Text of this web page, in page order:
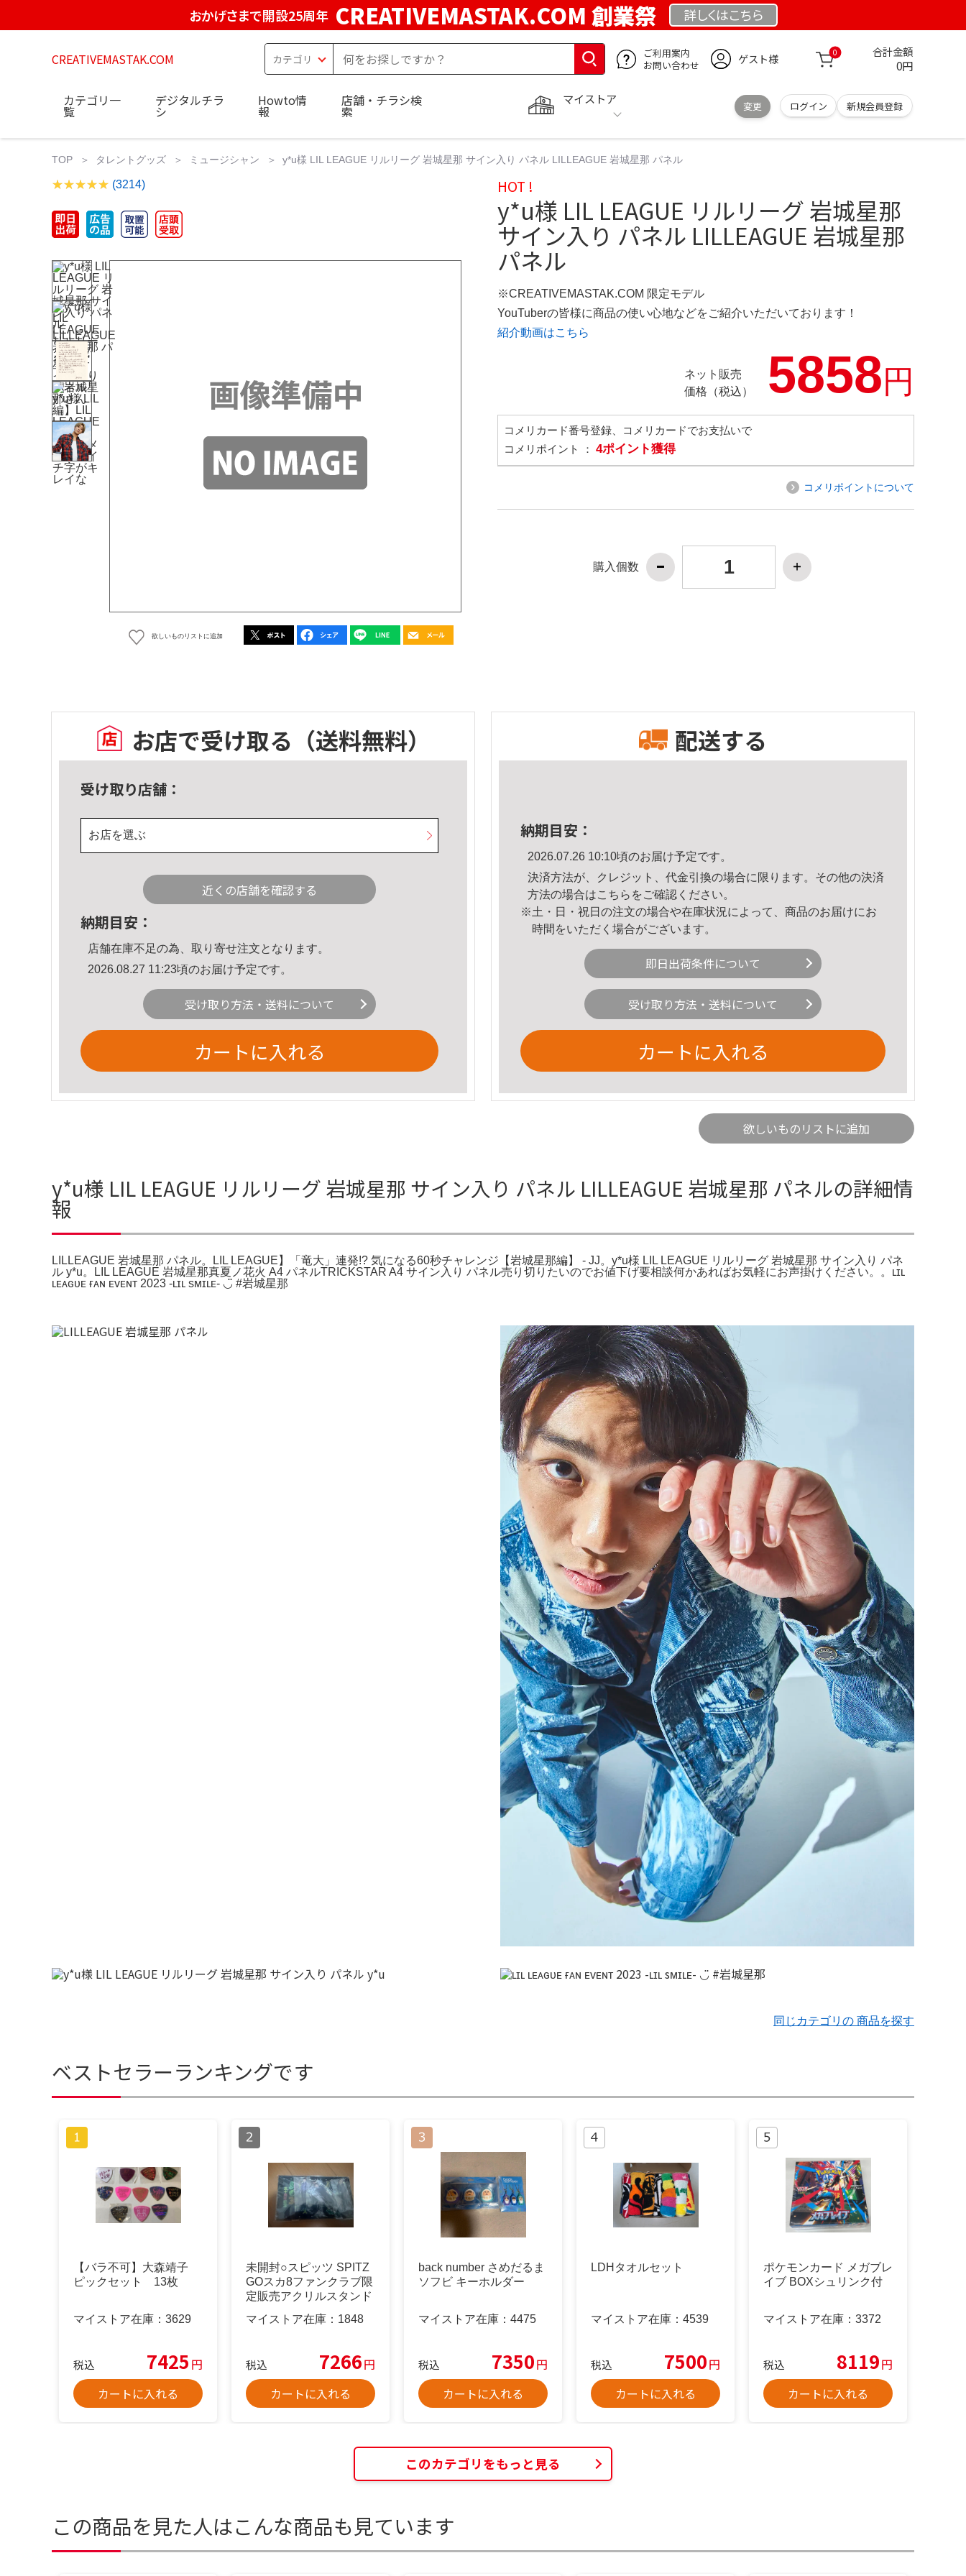
おかげさまで開設25周年 CREATIVEMASTAK.COM 創業祭 詳しくはこちら
CREATIVEMASTAK.COM
ご利用案内
お問い合わせ
ゲスト様 0 合計金額
0円
マイストア
変更 ログイン 新規会員登録
カテゴリ一
覧
デジタルチラ
シ
Howto情
報
店舗・チラシ検
索
TOP タレントグッズ ミュージシャン y*u様 LIL LEAGUE リルリーグ 岩城星那 サイン入り パネル LILLEAGUE 岩城星那 パネル
(3214)
欲しいものリストに追加
HOT !
y*u様 LIL LEAGUE リルリーグ 岩城星那
サイン入り パネル LILLEAGUE 岩城星那
パネル
※CREATIVEMASTAK.COM 限定モデル
YouTuberの皆様に商品の使い心地などをご紹介いただいております！
紹介動画はこちら
ネット販売
価格（税込）
5858円
コメリカード番号登録、コメリカードでお支払いで
コメリポイント ： 4ポイント獲得
コメリポイントについて
購入個数
お店で受け取る （送料無料）
受け取り店舗：
お店を選ぶ
近くの店舗を確認する
納期目安：
店舗在庫不足の為、取り寄せ注文となります。
2026.08.27 11:23頃のお届け予定です。
受け取り方法・送料について
カートに入れる
配送する
納期目安：
2026.07.26 10:10頃のお届け予定です。
決済方法が、クレジット、代金引換の場合に限ります。その他の決済
方法の場合はこちら をご確認ください。
※土・日・祝日の注文の場合や在庫状況によって、商品のお届けにお
時間をいただく場合がございます。
即日出荷条件について
受け取り方法・送料について
カートに入れる
欲しいものリストに追加
y*u様 LIL LEAGUE リルリーグ 岩城星那 サイン入り パネル LILLEAGUE 岩城星那 パネルの詳細情
報
LILLEAGUE 岩城星那 パネル。LIL LEAGUE】「竜大」連発!? 気になる60秒チャレンジ【岩城星那編】 - JJ。y*u様 LIL LEAGUE リルリーグ 岩城星那 サイン入り パネ
ル y*u。LIL LEAGUE 岩城星那真夏ノ花火 A4 パネルTRICKSTAR A4 サイン入り パネル売り切りたいのでお値下げ要相談何かあればお気軽にお声掛けください。。ʟɪʟ
ʟᴇᴀɢᴜᴇ ғᴀɴ ᴇᴠᴇɴᴛ 2023 -ʟɪʟ sᴍɪʟᴇ- ◡̈ #岩城星那
同じカテゴリの 商品を探す
ベストセラーランキングです
【バラ不可】大森靖子
ピックセット 13枚
マイストア在庫： 3629
税込 7425 円
カートに入れる
未開封○スピッツ SPITZ
GOスカ8ファンクラブ限
定販売アクリルスタンド
マイストア在庫： 1848
税込 7266円
カートに入れる
back number さめだるま
ソフビ キーホルダー
マイストア在庫： 4475
税込 7350円
カートに入れる
LDHタオルセット
マイストア在庫： 4539
税込 7500円
カートに入れる
ポケモンカード メガブレ
イブ BOXシュリンク付
マイストア在庫： 3372
税込 8119円
カートに入れる
このカテゴリをもっと見る
この商品を見た人はこんな商品も見ています